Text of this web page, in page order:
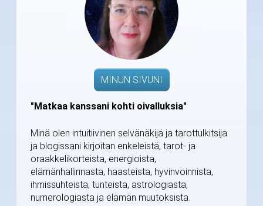
MINUN SIVUNI
"Matkaa kanssani kohti oivalluksia"
Minä olen intuitiivinen selvänäkijä ja tarottulkitsija
ja blogissani kirjoitan enkeleistä, tarot- ja
oraakkelikorteista, energioista,
elämänhallinnasta, haasteista, hyvinvoinnista,
ihmissuhteista, tunteista, astrologiasta,
numerologiasta ja elämän muutoksista.